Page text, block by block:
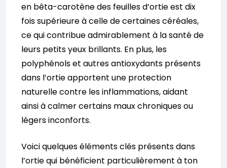
en bêta-carotène des feuilles d’ortie est dix
fois supérieure à celle de certaines céréales,
ce qui contribue admirablement à la santé de
leurs petits yeux brillants. En plus, les
polyphénols et autres antioxydants présents
dans l’ortie apportent une protection
naturelle contre les inflammations, aidant
ainsi à calmer certains maux chroniques ou
légers inconforts.
Voici quelques éléments clés présents dans
l’ortie qui bénéficient particulièrement à ton